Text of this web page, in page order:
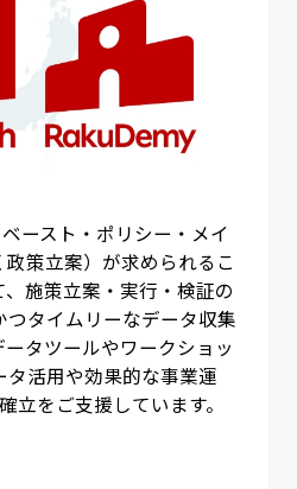
ースト・ポリシー・メイ
策立案）が求められるこ
施策立案・実行・検証の
タイムリーなデータ収集
タツールやワークショッ
タ活用や効果的な事業運
立をご支援しています。